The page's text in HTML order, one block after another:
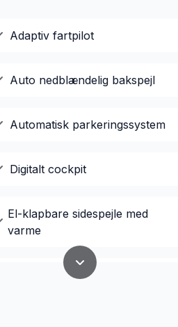
Adaptiv fartpilot
Auto nedblændelig bakspejl
Automatisk parkeringssystem
Digitalt cockpit
El-klapbare sidespejle med
varme
Elektrisk bagagerum